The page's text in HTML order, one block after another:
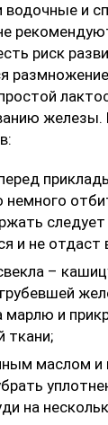
водочные и
риск
железы.
немного
и не
–
марлю и
ткани;
маслом
на